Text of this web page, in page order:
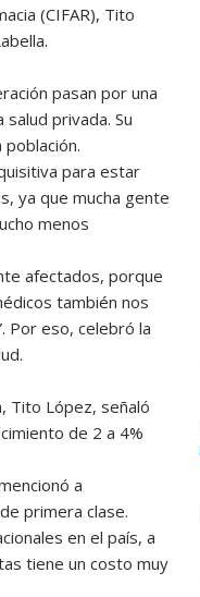
(CIFAR), Tito
pasan por una
privada. Su
para estar
ya que mucha gente
menos
afectados, porque
también nos
Por eso, celebró la
Tito López, señaló
de 2 a 4%
a
primera clase.
en el país, a
tiene un costo muy